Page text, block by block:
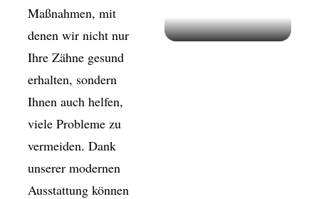
Maßnahmen, mit
denen wir nicht nur
Ihre Zähne gesund
erhalten, sondern
Ihnen auch helfen,
viele Probleme zu
vermeiden. Dank
unserer modernen
Ausstattung können